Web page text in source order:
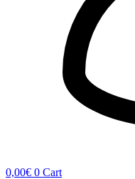
0,00€ 0 Cart